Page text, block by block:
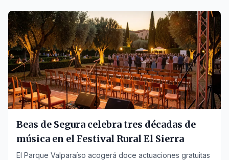
Beas de Segura celebra tres décadas de
música en el Festival Rural El Sierra
El Parque Valparaíso acogerá doce actuaciones gratuitas